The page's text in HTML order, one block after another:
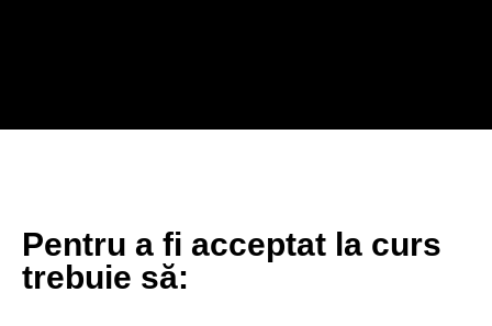
Pentru a fi acceptat la curs
trebuie să: